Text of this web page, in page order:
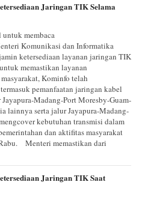
Jaringan TIK Selama
membaca
Komunikasi dan Informatika
ketersediaan layanan jaringan TIK
memastikan layanan
Kominfo telah
pemanfaatan jaringan kabel
Madang-Port Moresby-Guam-
lainnya serta jalur Jayapura-Madang-
kebutuhan transmisi dalam
dan aktifitas masyarakat
Menteri memastikan dari
Jaringan TIK Saat